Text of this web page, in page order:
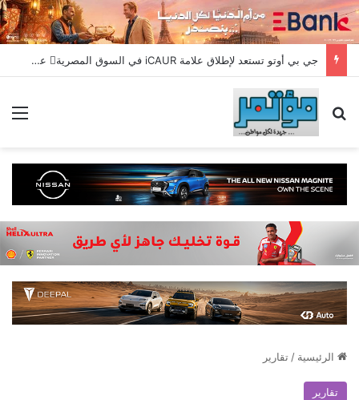
جي بي أوتو تستعد لإطلاق علامة iCAUR في السوق المصرية علامة عالمية جديدة لسيارات الطاقة الجديدة تجمع بين التكنولوجيا الذكية والتصميم الجريء وروح المغامر
بحث عن
الرئيسية / تقارير
تقارير